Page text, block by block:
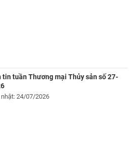
tin tuần Thương mại Thủy sản số 27-
nhật: 24/07/2026